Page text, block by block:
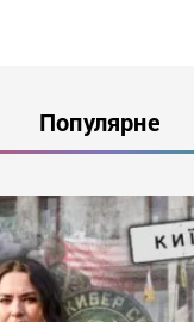
Популярне